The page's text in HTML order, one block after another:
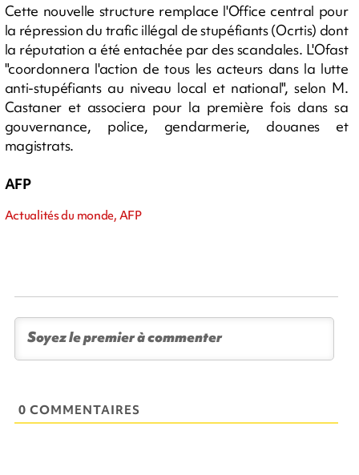
Cette nouvelle structure remplace l'Office central pour
la répression du trafic illégal de stupéfiants (Ocrtis) dont
la réputation a été entachée par des scandales. L'Ofast
"coordonnera l'action de tous les acteurs dans la lutte
anti-stupéfiants au niveau local et national", selon M.
Castaner et associera pour la première fois dans sa
gouvernance, police, gendarmerie, douanes et
magistrats.
AFP
Actualités du monde, AFP
0 COMMENTAIRES